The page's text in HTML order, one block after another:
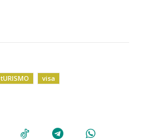
tURISMO visa